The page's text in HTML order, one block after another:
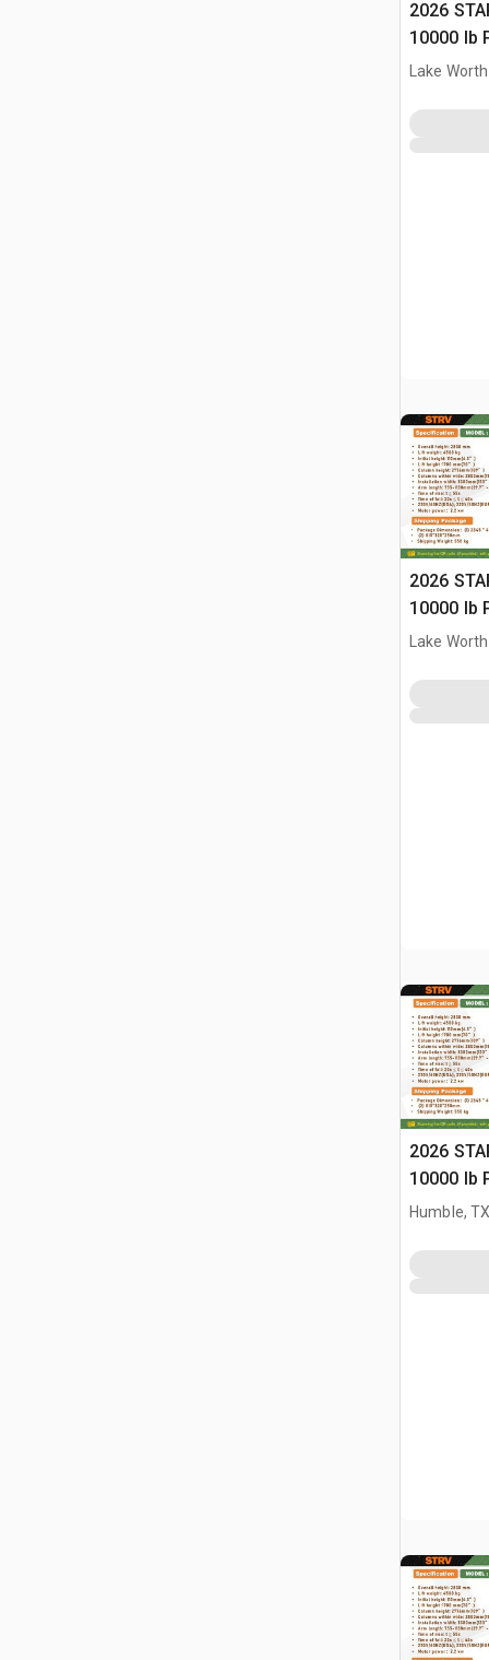
2026
10000 lb
Lake
2026
10000 lb
Lake
2026
10000 lb
Humble,